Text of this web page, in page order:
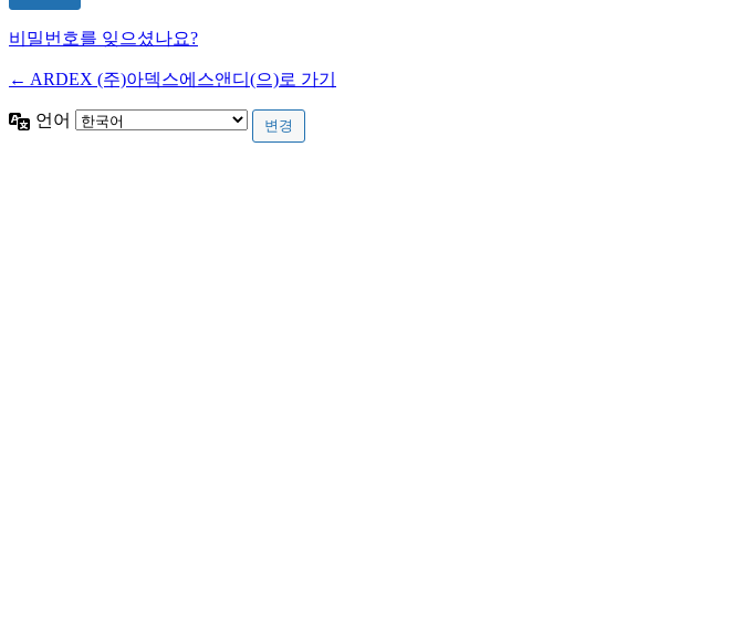
비밀번호를 잊으셨나요?
← ARDEX (주)아덱스에스앤디(으)로 가기
언어